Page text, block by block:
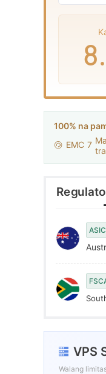
7
8
9
.
100% na
EMC 7
ASIC
VPS
Walang